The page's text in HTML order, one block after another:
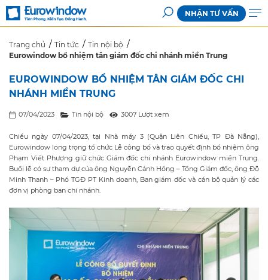
NHẬN TƯ VẤN
Trang chủ Tin tức
Tin nội bộ
Eurowindow bổ nhiệm tân giám đốc chi nhánh miền Trung
EUROWINDOW BỔ NHIỆM TÂN GIÁM ĐỐC CHI
NHÁNH MIỀN TRUNG
07/04/2023 Tin nội bộ 3007 Lượt xem
Chiều ngày 07/04/2023, tại Nhà máy 3 (Quận Liên Chiểu, TP Đà Nẵng),
Eurowindow long trọng tổ chức Lễ công bố và trao quyết định bổ nhiệm ông
Phạm Viết Phượng giữ chức Giám đốc chi nhánh Eurowindow miền Trung.
Buổi lễ có sự tham dự của ông Nguyễn Cảnh Hồng – Tổng Giám đốc, ông Đỗ
Minh Thanh – Phó TGĐ PT Kinh doanh, Ban giám đốc và cán bộ quản lý các
đơn vị phòng ban chi nhánh.